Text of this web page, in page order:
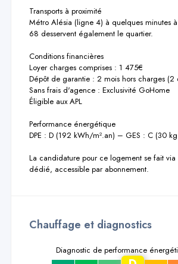
Transports à proximité
Métro Alésia (ligne 4) à quelques minutes
68 desservent également le quartier.
Conditions financières
Loyer charges comprises : 1 475€
Dépôt de garantie : 2 mois hors charges (2
Sans frais d'agence : Exclusivité GoHome
Éligible aux APL
Performance énergétique
DPE : D (192 kWh/m².an) – GES : C (30
La candidature pour ce logement se fait
dédié, accessible par abonnement.
Chauffage et diagnostics
Diagnostic de performance